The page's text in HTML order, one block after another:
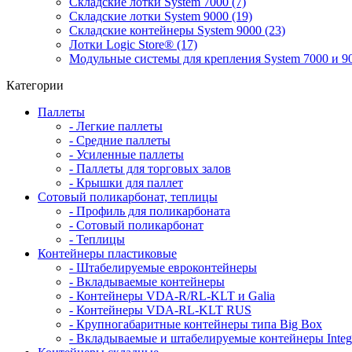
Складские лотки System 9000 (19)
Складские контейнеры System 9000 (23)
Лотки Logic Store® (17)
Модульные системы для крепления System 7000 и
Категории
Паллеты
- Легкие паллеты
- Средние паллеты
- Усиленные паллеты
- Паллеты для торговых залов
- Крышки для паллет
Сотовый поликарбонат, теплицы
- Профиль для поликарбоната
- Сотовый поликарбонат
- Теплицы
Контейнеры пластиковые
- Штабелируемые евроконтейнеры
- Вкладываемые контейнеры
- Контейнеры VDA-R/RL-KLT и Galia
- Контейнеры VDA-RL-KLT RUS
- Крупногабаритные контейнеры типа Big Box
- Вкладываемые и штабелируемые контейнеры